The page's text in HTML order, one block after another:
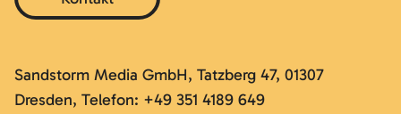
Sandstorm Media GmbH, Tatzberg 47, 01307
Dresden, Telefon: +49 351 4189 649